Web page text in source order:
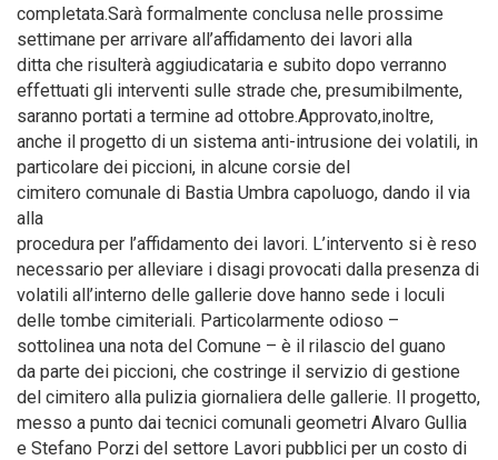
completata.Sarà formalmente conclusa nelle prossime
settimane per arrivare all’affidamento dei lavori alla
ditta che risulterà aggiudicataria e subito dopo verranno
effettuati gli interventi sulle strade che, presumibilmente,
saranno portati a termine ad ottobre.Approvato,inoltre,
anche il progetto di un sistema anti-intrusione dei volatili, in
particolare dei piccioni, in alcune corsie del
cimitero comunale di Bastia Umbra capoluogo, dando il via
alla
procedura per l’affidamento dei lavori. L’intervento si è reso
necessario per alleviare i disagi provocati dalla presenza di
volatili all’interno delle gallerie dove hanno sede i loculi
delle tombe cimiteriali. Particolarmente odioso –
sottolinea una nota del Comune – è il rilascio del guano
da parte dei piccioni, che costringe il servizio di gestione
del cimitero alla pulizia giornaliera delle gallerie. Il progetto,
messo a punto dai tecnici comunali geometri Alvaro Gullia
e Stefano Porzi del settore Lavori pubblici per un costo di